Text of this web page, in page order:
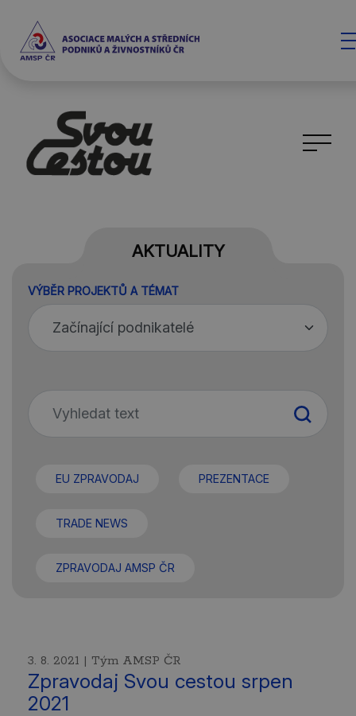
AKTUALITY
VÝBĚR PROJEKTŮ A TÉMAT
EU ZPRAVODAJ PREZENTACE
TRADE NEWS
ZPRAVODAJ AMSP ČR
3. 8. 2021 | Tým AMSP ČR
Zpravodaj Svou cestou srpen
2021